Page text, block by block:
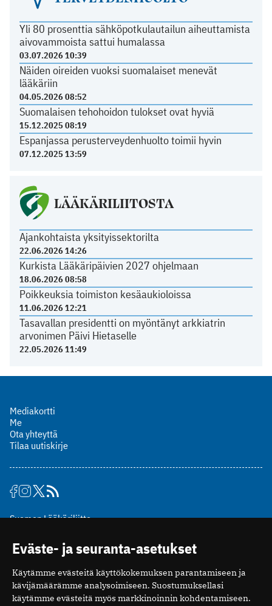
Yli 80 prosenttia sähköpotkulautailun aiheuttamista
aivovammoista sattui humalassa
03.07.2026 10:39
Näiden oireiden vuoksi suomalaiset menevät
lääkäriin
04.05.2026 08:52
Suomalaisen tehohoidon tulokset ovat hyviä
15.12.2025 08:19
Espanjassa perusterveydenhuolto toimii hyvin
07.12.2025 13:59
LÄÄKÄRILIITOSTA
Ajankohtaista yksityissektorilta
22.06.2026 14:26
Kurkista Lääkäripäivien 2027 ohjelmaan
18.06.2026 08:58
Poikkeuksia toimiston kesäaukioloissa
11.06.2026 12:21
Tasavallan presidentti on myöntänyt arkkiatrin
arvonimen Päivi Hietaselle
22.05.2026 11:49
Mediakortti
Me
Ota yhteyttä
Tilaa uutiskirje
Suomen Lääkäriliitto
00510 Helsinki
puh. (09) 393 091
toimitus@potilaanlaakarilehti.fi
ISSN 2323-9476
Eväste- ja seuranta-asetukset
Käytämme evästeitä käyttökokemuksen parantamiseen ja
kävijämäärämme analysoimiseen. Suostumuksellasi
käytämme evästeitä myös markkinoinnin kohdentamiseen.